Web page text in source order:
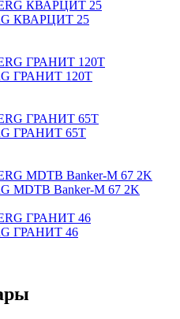
КВАРЦИТ 25
ГРАНИТ 120Т
ГРАНИТ 65Т
MDTB Banker-M 67 2K
ГРАНИТ 46